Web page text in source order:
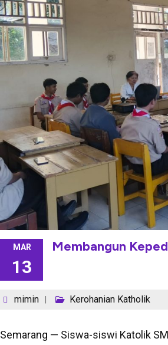
MAR
13
Membangun
mimin Kerohanian Katholik
Semarang — Siswa-siswi Katolik